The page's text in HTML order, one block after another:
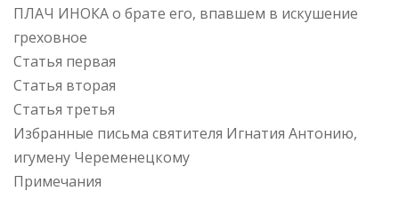
ПЛАЧ ИНОКА о брате его, впавшем в искушение
греховное
Статья первая
Статья вторая
Статья третья
Избранные письма святителя Игнатия Антонию,
игумену Череменецкому
Примечания